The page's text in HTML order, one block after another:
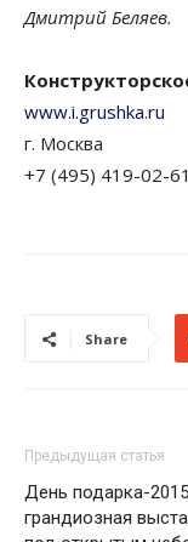
Дмитрий Беляев.
www.i.grushka.ru
г. Москва
+7 (495) 419-02-61
Share
Предыдущая статья
День подарка-
грандиозная